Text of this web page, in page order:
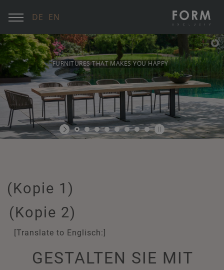
DE EN
FURNITURES THAT MAKES YOU HAPPY
(Kopie 1)
(Kopie 2)
[Translate to Englisch:]
GESTALTEN SIE MIT